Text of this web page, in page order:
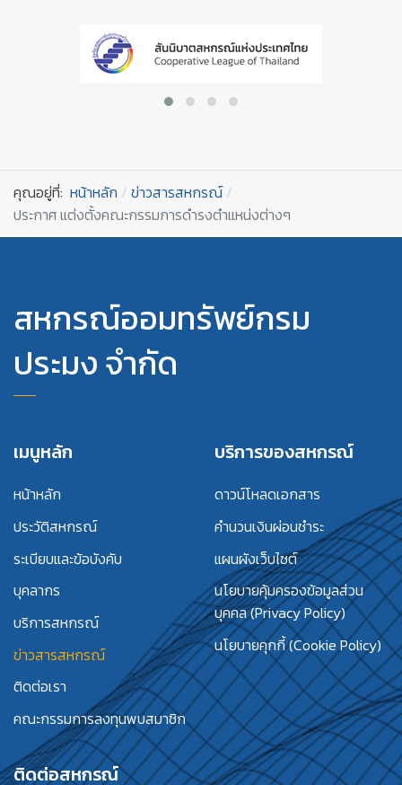
คุณอยู่ที่: หน้าหลัก
ข่าวสารสหกรณ์
ประกาศ แต่งตั้งคณะกรรมการดำรงตำแหน่งต่างๆ
สหกรณ์ออมทรัพย์กรม
ประมง จำกัด
เมนูหลัก
หน้าหลัก
ประวัติสหกรณ์
ระเบียบและข้อบังคับ
บุคลากร
บริการสหกรณ์
ข่าวสารสหกรณ์
ติดต่อเรา
คณะกรรมการลงทุนพบสมาชิก
บริการของสหกรณ์
ดาวน์โหลดเอกสาร
คำนวนเงินผ่อนชำระ
แผนผังเว็บไซต์
นโยบายคุ้มครองข้อมูลส่วน
บุคคล (Privacy Policy)
นโยบายคุกกี้ (Cookie Policy)
ติดต่อสหกรณ์